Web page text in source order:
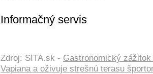
Informačný servis
Zdroj: SITA.sk - Gastronomický
Vapiana a oživuje strešnú terasu